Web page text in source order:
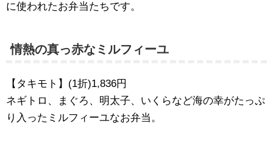
に使われたお弁当たちです。
情熱の真っ赤なミルフィーユ
【タキモト】(1折)1,836円
ネギトロ、まぐろ、明太子、いくらなど海の幸がたっぷ
り入ったミルフィーユなお弁当。